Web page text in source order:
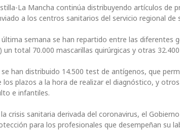
La Mancha continúa distribuyendo artículos
a los centros sanitarios del servicio regional
semana se han repartido entre las diferentes
un total 70.000 mascarillas quirúrgicas y otras 32.400
han distribuido 14.500 test de antígenos, que
los plazos a la hora de realizar el diagnóstico, y
e infantiles.
crisis sanitaria derivada del coronavirus, el
para los profesionales que desempeñan su